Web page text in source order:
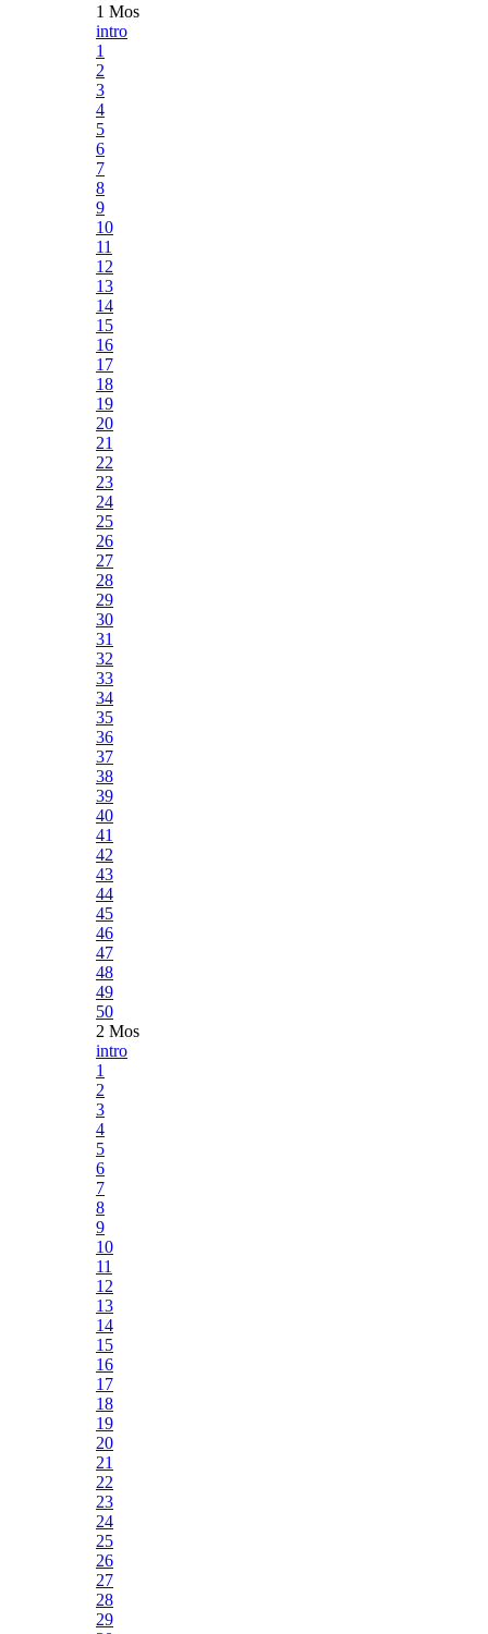
1 Mos
intro
1
2
3
4
5
6
7
8
9
10
11
12
13
14
15
16
17
18
19
20
21
22
23
24
25
26
27
28
29
30
31
32
33
34
35
36
37
38
39
40
41
42
43
44
45
46
47
48
49
50
2 Mos
intro
1
2
3
4
5
6
7
8
9
10
11
12
13
14
15
16
17
18
19
20
21
22
23
24
25
26
27
28
29